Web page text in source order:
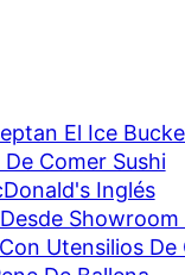
El Ice
Comer Sushi
Inglés
Showroom
Utensilios De